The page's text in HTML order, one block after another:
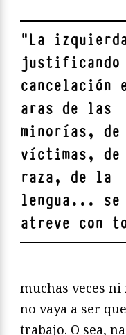
"La
cancelación
aras de las
minorías,
víctimas,
raza, de la
lengua... se
atreve con
muchas veces
no vaya a ser
trabajo. O sea,